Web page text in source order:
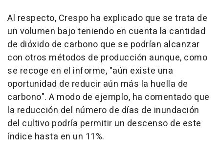
Al respecto, Crespo ha explicado que se trata de
un volumen bajo teniendo en cuenta la cantidad
de dióxido de carbono que se podrían alcanzar
con otros métodos de producción aunque, como
se recoge en el informe, "aún existe una
oportunidad de reducir aún más la huella de
carbono". A modo de ejemplo, ha comentado que
la reducción del número de días de inundación
del cultivo podría permitir un descenso de este
índice hasta en un 11%.